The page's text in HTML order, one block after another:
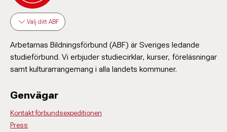
Välj ditt ABF
Arbetarnas Bildningsförbund (ABF) är Sveriges ledande
studieförbund. Vi erbjuder studiecirklar, kurser, föreläsningar
samt kulturarrangemang i alla landets kommuner.
Genvägar
Kontakt förbundsexpeditionen
Press